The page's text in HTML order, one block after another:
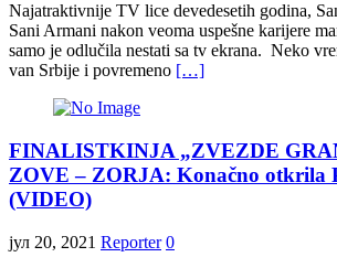
Najatraktivnije TV lice devedesetih godina,
Sani Armani nakon veoma uspešne karijere
samo je odlučila nestati sa tv ekrana. Neko
van Srbije i povremeno […]
FINALISTKINJA „ZVEZDE
ZOVE – ZORJA: Konačno otkrila
(VIDEO)
јул 20, 2021 Reporter 0